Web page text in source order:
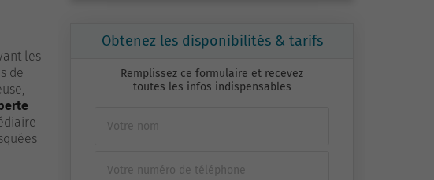
les
de
Obtenez les disponibilités & tarifs
Remplissez ce formulaire et recevez
toutes les infos indispensables